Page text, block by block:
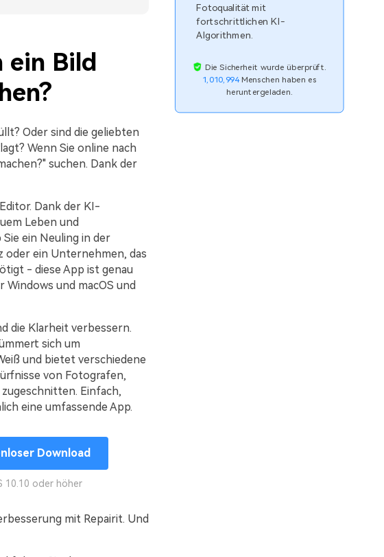
ein Bild
Oder sind die geliebten
Wenn Sie online nach
suchen. Dank der
Dank der KI-
Leben und
ein Neuling in der
oder ein Unternehmen, das
- diese App ist genau
und macOS und
die Klarheit verbessern.
sich um
und bietet verschiedene
von Fotografen,
Einfach,
eine umfassende App.
Download
10.10 oder höher
mit Repairit. Und
Fotoqualität mit
fortschrittlichen KI-
Algorithmen.
Die Sicherheit wurde überprüft.
1,010,994Menschen haben es
heruntergeladen.